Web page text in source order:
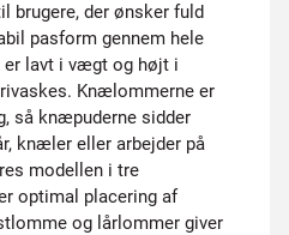
brugere, der ønsker fuld
pasform gennem hele
er lavt i vægt og højt i
Knælommerne er
så knæpuderne sidder
knæler eller arbejder på
modellen i tre
optimal placering af
og lårlommer giver